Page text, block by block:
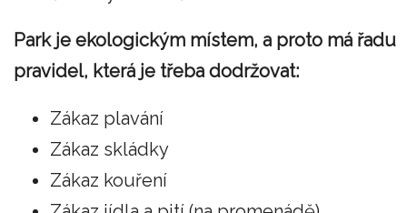
Park je ekologickým místem, a proto má řadu
pravidel, která je třeba dodržovat:
Zákaz plavání
Zákaz skládky
Zákaz kouření